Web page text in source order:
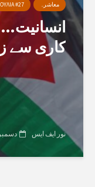
معاشرہ #27
کاری سے
نور ایف ایس دسمبر 21, 2023